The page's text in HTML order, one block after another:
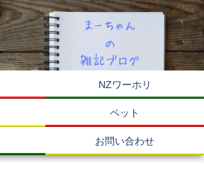
NZワーホリ
ペット
お問い合わせ